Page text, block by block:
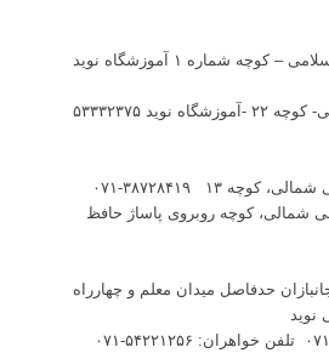
برادران: خیابان جمهوری اسلامی – کوچه شماره ۱ آموزشگاه نوید
خواهران: بلوار شهید بهشتی- کوچه ۲۲ -آموزشگاه نوید ۵۳۳۳۲۳۷۵
۱۳ ۳۸۷۲۸۴۱۹-۰۷۱
شمالی، کوچه روبروی پاساژ حافظ
حدفاصل میدان معلم و چهارراه
نوید